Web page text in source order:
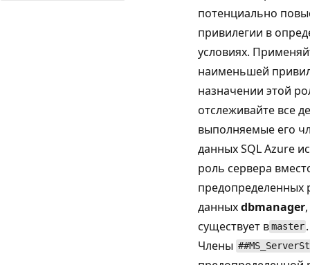
потенциально
привилегии в
условиях.
наименьшей
назначении этой
отслеживайте все
выполняемые его
данных SQL Azure
роль сервера
предопределенных
данныхdbmanager
существует вmaster .
Члены